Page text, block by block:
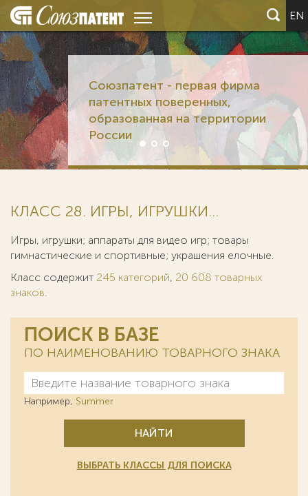
EN
Союзпатент - первая фирма
патентных поверенных,
образованная на территории
России
КЛАСС 28. ИГРЫ, ИГРУШКИ...
Игры, игрушки; аппараты для видео игр; товары
гимнастические и спортивные; украшения елочные.
Класс содержит 245 категорий, 20 608 товарных
знаков.
ПОИСК В БАЗЕ
ПО НАИМЕНОВАНИЮ ТОВАРНОГО ЗНАКА
Например, Summer
НАЙТИ
ВЫБРАТЬ КЛАССЫ ДЛЯ ПОИСКА